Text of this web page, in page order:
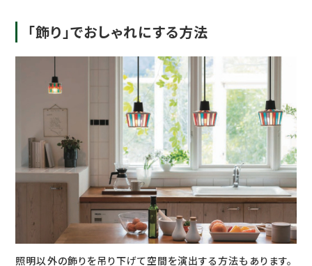
「飾り」でおしゃれにする方法
照明以外の飾りを吊り下げて空間を演出する方法もあります。